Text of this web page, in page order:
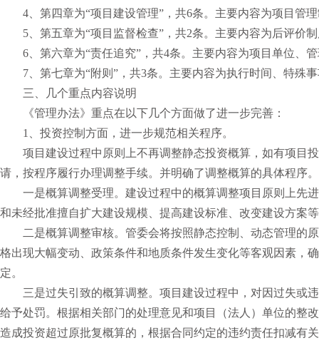
4、第四章为“项目建设管理”，共6条。主要内容为项目管
5、第五章为“项目监督检查”，共2条。主要内容为后评价
6、第六章为“责任追究”，共4条。主要内容为项目单位、
7、第七章为“附则”，共3条。主要内容为执行时间、特殊
三、几个重点内容说明
《管理办法》重点在以下几个方面做了进一步完善：
1、投资控制方面，进一步规范相关程序。
项目建设过程中原则上不再调整静态投资概算，如有项目
请，按程序履行办理调整手续。并明确了调整概算的具体程序。
一是概算调整受理。建设过程中的概算调整项目原则上先
和未经批准擅自扩大建设规模、提高建设标准、改变建设方案
二是概算调整审核。管委会将按照静态控制、动态管理的
格出现大幅变动、政策条件和地质条件发生变化等客观因素，
定。
三是过失引致的概算调整。项目建设过程中，对因过失或
给予处罚。根据相关部门的处理意见和项目（法人）单位的整
造成投资超过原批复概算的，根据合同约定的违约责任扣减有